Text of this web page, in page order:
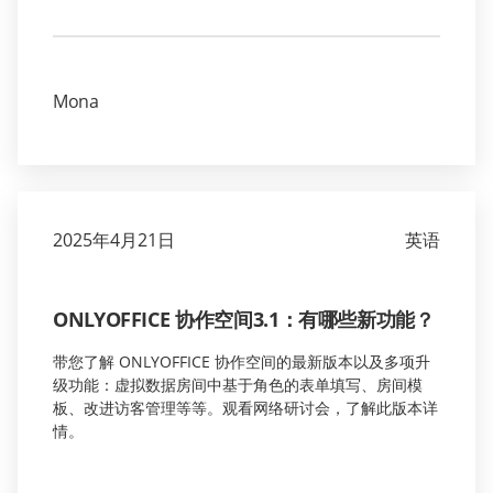
Mona
2025年4月21日 英语
ONLYOFFICE 协作空间3.1：有哪些新功能？
带您了解 ONLYOFFICE 协作空间的最新版本以及多项升
级功能：虚拟数据房间中基于角色的表单填写、房间模
板、改进访客管理等等。观看网络研讨会，了解此版本详
情。